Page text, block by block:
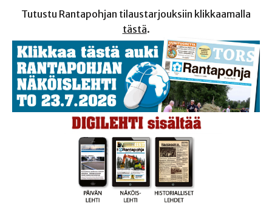
Tutustu Rantapohjan tilaustarjouksiin klikkaamalla
tästä.